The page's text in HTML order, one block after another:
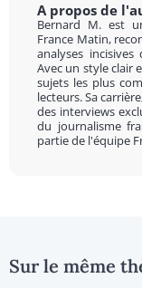
A propos de
Bernard M. est
France Matin,
analyses
Avec un style clair
sujets les plus
lecteurs. Sa
des interviews
du journalisme
partie de l'équipe
Sur le même